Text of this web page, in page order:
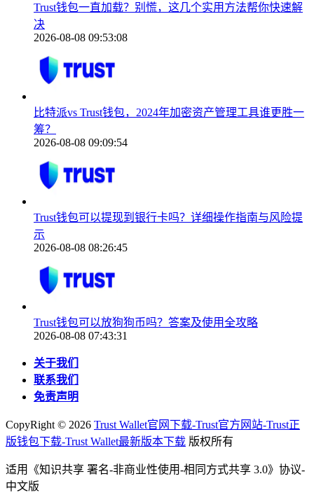
Trust钱包一直加载？别慌，这几个实用方法帮你快速解
决
2026-08-08 09:53:08
比特派vs Trust钱包，2024年加密资产管理工具谁更胜一
筹？
2026-08-08 09:09:54
Trust钱包可以提现到银行卡吗？详细操作指南与风险提
示
2026-08-08 08:26:45
Trust钱包可以放狗狗币吗？答案及使用全攻略
2026-08-08 07:43:31
关于我们
联系我们
免责声明
CopyRight © 2026 Trust Wallet官网下载-Trust官方网站-Trust正
版钱包下载-Trust Wallet最新版本下载 版权所有
适用《知识共享 署名-非商业性使用-相同方式共享 3.0》协议-
中文版